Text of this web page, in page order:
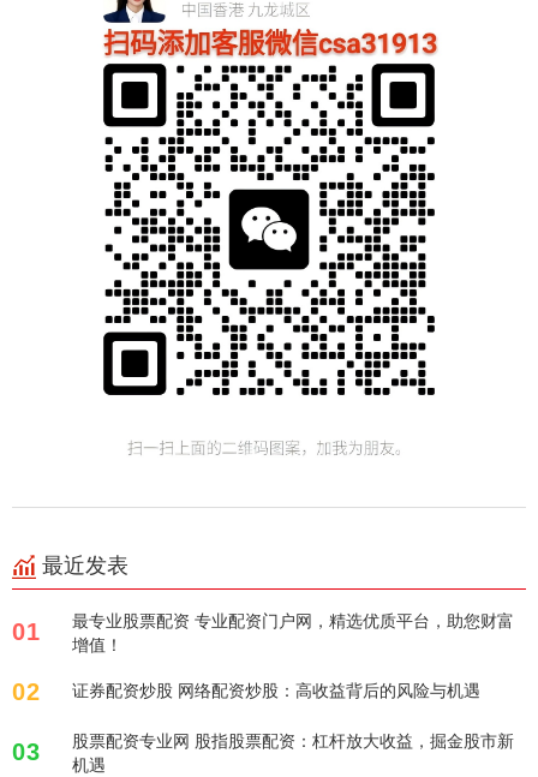
最近发表
01
最专业股票配资 专业配资门户网，精选优质平台，助您财富
增值！
02 证券配资炒股 网络配资炒股：高收益背后的风险与机遇
03
股票配资专业网 股指股票配资：杠杆放大收益，掘金股市新
机遇